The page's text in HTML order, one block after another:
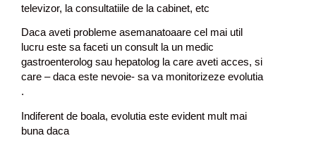
televizor, la consultatiile de la cabinet, etc
Daca aveti probleme asemanatoaare cel mai util
lucru este sa faceti un consult la un medic
gastroenterolog sau hepatolog la care aveti acces, si
care – daca este nevoie- sa va monitorizeze evolutia
.
Indiferent de boala, evolutia este evident mult mai
buna daca